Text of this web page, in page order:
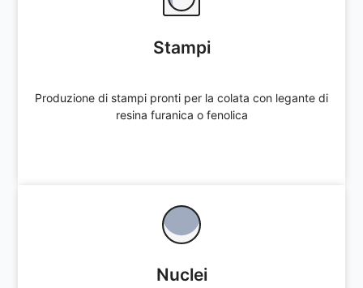
Stampi
Produzione di stampi pronti per la colata con legante di
resina furanica o fenolica
Stampi
Offerta immediata
Nuclei
Nuclei